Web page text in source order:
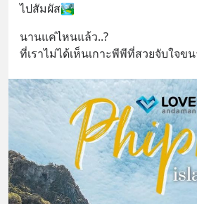
ไปสัมผัส🏞
นานแค่ไหนแล้ว..?
ที่เราไม่ได้เห็นเกาะพีพีที่สวยจับใจข